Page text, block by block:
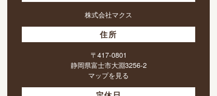
株式会社マクス
住所
〒417-0801
静岡県富士市大淵3256-2
マップを見る